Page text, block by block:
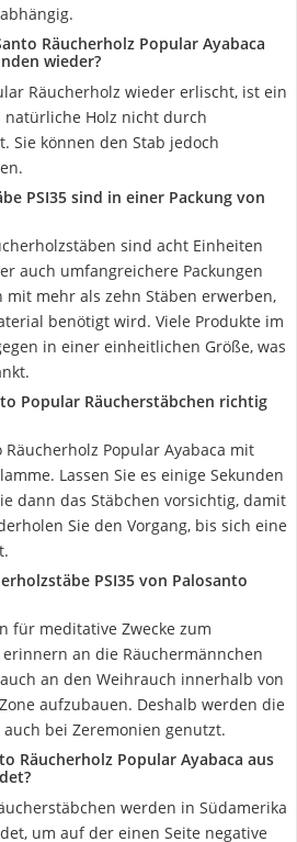
Räucherholz Popular Ayabaca
wieder?
Räucherholz wieder erlischt, ist ein
natürliche Holz nicht durch
Sie können den Stab jedoch
PSI35 sind in einer Packung von
sind acht Einheiten
auch umfangreichere Packungen
mehr als zehn Stäben erwerben,
benötigt wird. Viele Produkte im
in einer einheitlichen Größe, was
Popular Räucherstäbchen richtig
Räucherholz Popular Ayabaca mit
Lassen Sie es einige Sekunden
dann das Stäbchen vorsichtig, damit
Sie den Vorgang, bis sich eine
PSI35 von Palosanto
für meditative Zwecke zum
an die Räuchermännchen
an den Weihrauch innerhalb von
aufzubauen. Deshalb werden die
bei Zeremonien genutzt.
Räucherholz Popular Ayabaca aus
werden in Südamerika
um auf der einen Seite negative